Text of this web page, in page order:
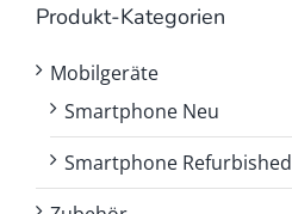
Produkt-Kategorien
Mobilgeräte
Smartphone Neu
Smartphone Refurbished